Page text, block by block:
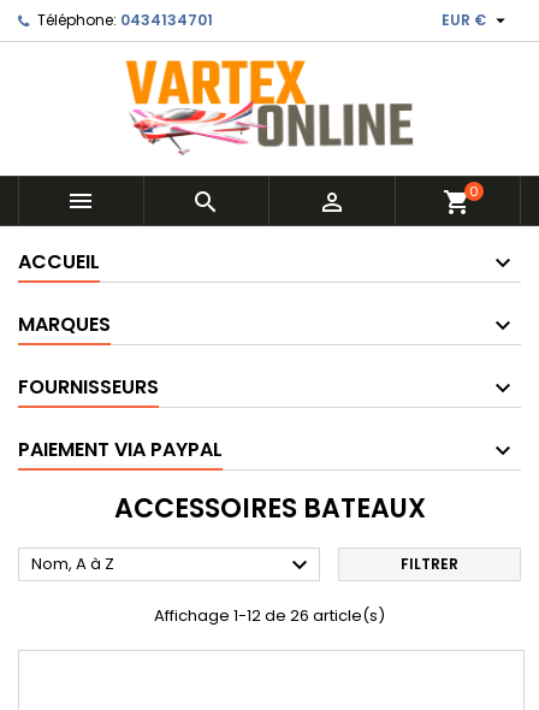
Téléphone: 0434134701 EUR € 
   shopping_cart0
ACCUEIL
MARQUES
FOURNISSEURS
PAIEMENT VIA PAYPAL
ACCESSOIRES BATEAUX
Nom, A à Z  FILTRER
Affichage 1-12 de 26 article(s)